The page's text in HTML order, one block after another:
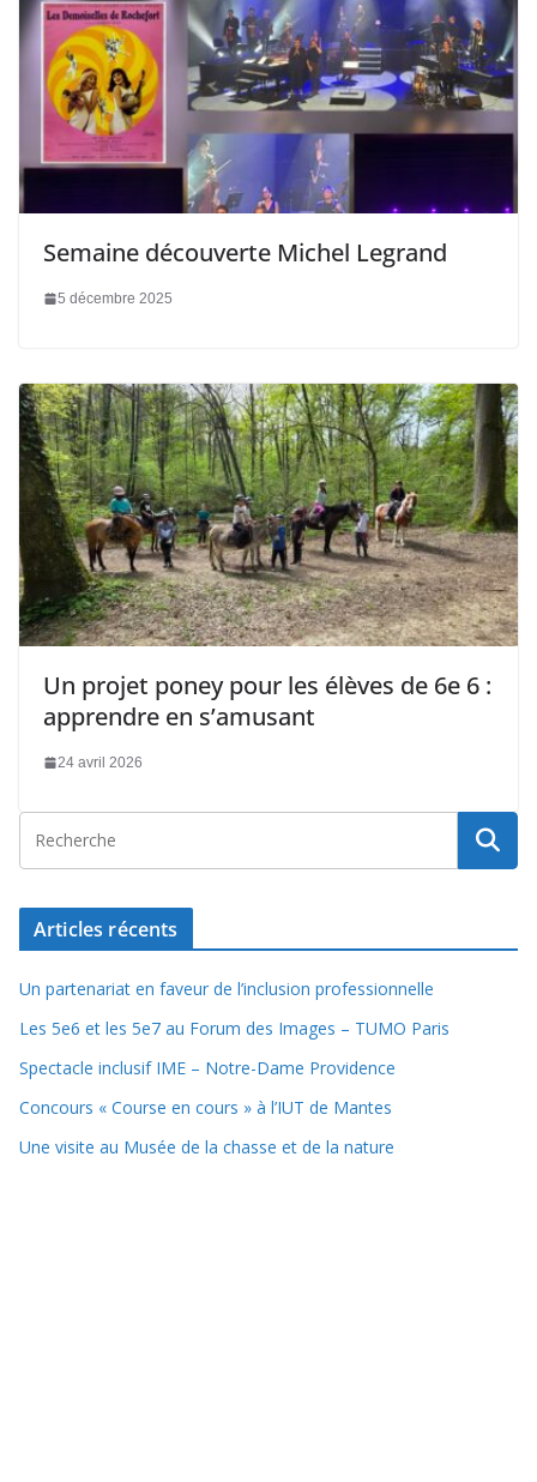
Semaine découverte Michel Legrand
5 décembre 2025
Un projet poney pour les élèves de 6e 6 :
apprendre en s’amusant
24 avril 2026
Articles récents
Un partenariat en faveur de l’inclusion professionnelle
Les 5e6 et les 5e7 au Forum des Images – TUMO Paris
Spectacle inclusif IME – Notre-Dame Providence
Concours « Course en cours » à l’IUT de Mantes
Une visite au Musée de la chasse et de la nature